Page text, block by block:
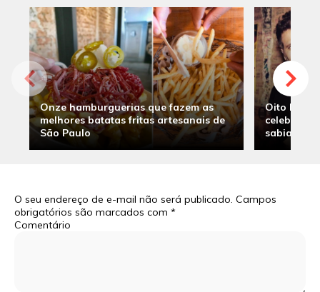
Onze hamburguerias que fazem as
melhores batatas fritas artesanais de
São Paulo
Oito
sabia
O seu endereço de e-mail não será publicado. Campos
obrigatórios são marcados com *
Comentário